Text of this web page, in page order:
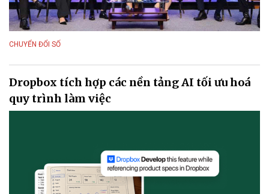
CHUYỂN ĐỔI SỐ
Dropbox tích hợp các nền tảng AI tối ưu hoá
quy trình làm việc